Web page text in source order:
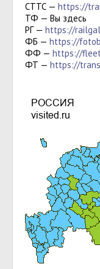
СТТС — https://
ТФ — Вы здесь
РГ — https://
ФБ — https://
ФФ — https://
ФТ — https://